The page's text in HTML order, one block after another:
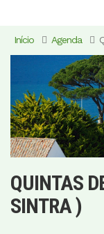
Início Agenda
QUINTAS
SINTRA )